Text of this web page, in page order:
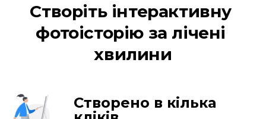
Створіть інтерактивну
фотоісторію за лічені
хвилини
Створено в кілька